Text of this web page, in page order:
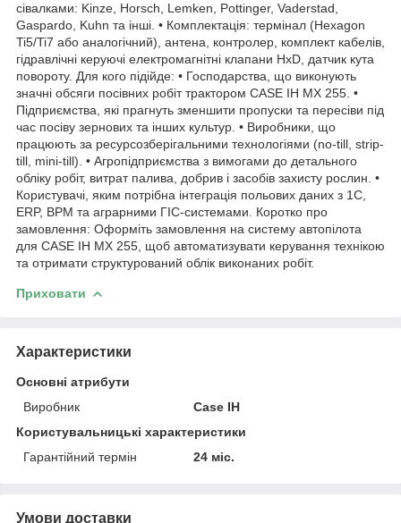
сівалками: Kinze, Horsch, Lemken, Pottinger, Vaderstad,
Gaspardo, Kuhn та інші. • Комплектація: термінал (Hexagon
Ti5/Ti7 або аналогічний), антена, контролер, комплект кабелів,
гідравлічні керуючі електромагнітні клапани HxD, датчик кута
повороту. Для кого підійде: • Господарства, що виконують
значні обсяги посівних робіт трактором CASE IH MX 255. •
Підприємства, які прагнуть зменшити пропуски та пересіви під
час посіву зернових та інших культур. • Виробники, що
працюють за ресурсозберігальними технологіями (no-till, strip-
till, mini-till). • Агропідприємства з вимогами до детального
обліку робіт, витрат палива, добрив і засобів захисту рослин. •
Користувачі, яким потрібна інтеграція польових даних з 1С,
ERP, BPM та аграрними ГІС-системами. Коротко про
замовлення: Оформіть замовлення на систему автопілота
для CASE IH MX 255, щоб автоматизувати керування технікою
та отримати структурований облік виконаних робіт.
Приховати
Характеристики
Основні атрибути
Виробник
Case IH
Користувальницькі характеристики
Гарантійний термін
24 міс.
Умови доставки